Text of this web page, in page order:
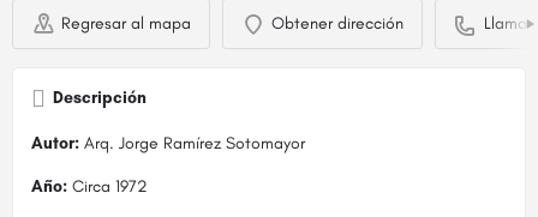
Regresar al mapa Obtener dirección Llamar
Descripción
Autor: Arq. Jorge Ramírez Sotomayor
Año: Circa 1972